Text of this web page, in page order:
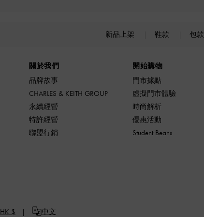
新品上架 鞋款 包款
關於我們
品牌故事
CHARLES & KEITH GROUP
永續經營
特許經營
聯盟行銷
開始購物
門市據點
虛擬門市體驗
時尚解析
優惠活動
Student Beans
HK $ 中文